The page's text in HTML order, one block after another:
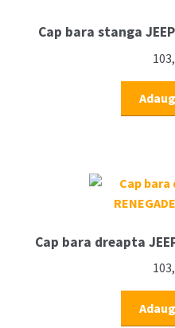
Cap bara stanga
Cap bara dreapta